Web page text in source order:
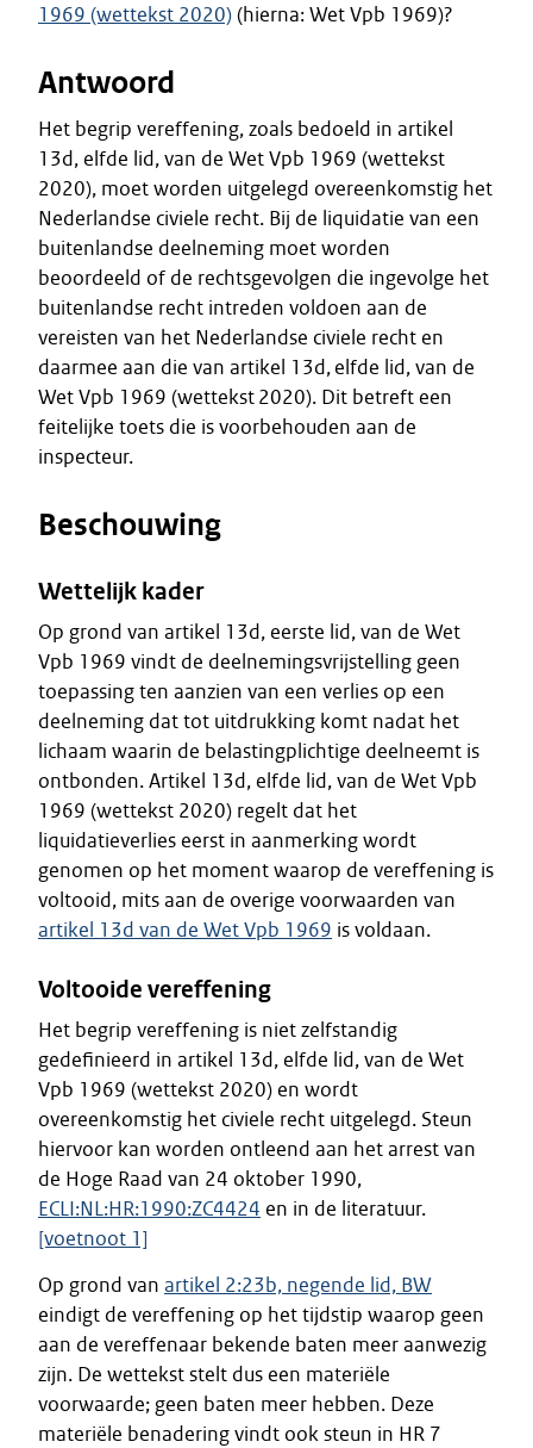
1969 (wettekst 2020)(hierna: Wet Vpb 1969)?
Antwoord
Het begrip vereffening, zoals bedoeld in artikel
13d, elfde lid, van de Wet Vpb 1969 (wettekst
2020), moet worden uitgelegd overeenkomstig het
Nederlandse civiele recht. Bij de liquidatie van een
buitenlandse deelneming moet worden
beoordeeld of de rechtsgevolgen die ingevolge het
buitenlandse recht intreden voldoen aan de
vereisten van het Nederlandse civiele recht en
daarmee aan die van artikel 13d, elfde lid, van de
Wet Vpb 1969 (wettekst 2020). Dit betreft een
feitelijke toets die is voorbehouden aan de
inspecteur.
Beschouwing
Wettelijk kader
Op grond van artikel 13d, eerste lid, van de Wet
Vpb 1969 vindt de deelnemingsvrijstelling geen
toepassing ten aanzien van een verlies op een
deelneming dat tot uitdrukking komt nadat het
lichaam waarin de belastingplichtige deelneemt is
ontbonden. Artikel 13d, elfde lid, van de Wet Vpb
1969 (wettekst 2020) regelt dat het
liquidatieverlies eerst in aanmerking wordt
genomen op het moment waarop de vereffening is
voltooid, mits aan de overige voorwaarden van
artikel 13d van de Wet Vpb 1969 is voldaan.
Voltooide vereffening
Het begrip vereffening is niet zelfstandig
gedefinieerd in artikel 13d, elfde lid, van de Wet
Vpb 1969 (wettekst 2020) en wordt
overeenkomstig het civiele recht uitgelegd. Steun
hiervoor kan worden ontleend aan het arrest van
de Hoge Raad van 24 oktober 1990,
ECLI:NL:HR:1990:ZC4424 en in de literatuur.
[voetnoot 1]
Op grond van artikel 2:23b, negende lid, BW
eindigt de vereffening op het tijdstip waarop geen
aan de vereffenaar bekende baten meer aanwezig
zijn. De wettekst stelt dus een materiële
voorwaarde; geen baten meer hebben. Deze
materiële benadering vindt ook steun in HR 7